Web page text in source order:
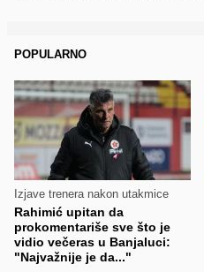
POPULARNO
Izjave trenera nakon utakmice
Rahimić upitan da
prokomentariše sve što je
vidio večeras u Banjaluci:
"Najvažnije je da..."